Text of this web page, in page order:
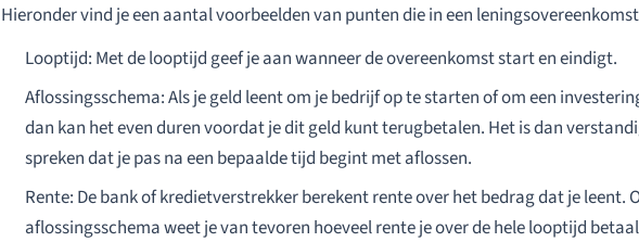
Hieronder vind je een aantal voorbeelden van punten die in een
Looptijd: Met de looptijd geef je aan wanneer de overeenkomst start en eindigt.
Aflossingsschema: Als je geld leent om je bedrijf op te starten of om een
dan kan het even duren voordat je dit geld kunt terugbetalen. Het is dan
spreken dat je pas na een bepaalde tijd begint met aflossen.
Rente: De bank of kredietverstrekker berekent rente over het bedrag dat je leent.
aflossingsschema weet je van tevoren hoeveel rente je over de hele looptijd